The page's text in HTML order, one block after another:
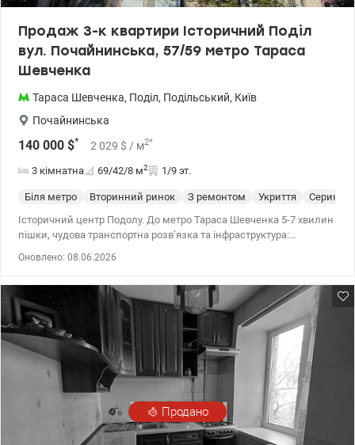
Продаж 3-к квартири Історичний Поділ
вул. Почайнинська, 57/59 метро Тараса
Шевченка
Тараса Шевченка, Поділ, Подільський, Київ
Почайнинська
140 000 $* 2 029 $ / м2*
3 кімнатна 69/42/8 м2 1/9 эт.
Біля метро Вторинний ринок З ремонтом Укриття
Cерия
Історичний центр Подолу. До метро Тараса Шевченка 5-7 хвилин
пішки, чудова транспортна розв’язка та інфраструктура:
будинка.Загальна площа 69кв.м, стан жилий, є лічильники на
воду, газ. Квартира тепла, суха, є цокольний підвальний поверх.
Поряд з будинком є парковка. Квартира двостороння, два на
вікна виходять вул.Туровську, одне на вул. Почайнинську. Гарно
підходить під бізнес, можливо зробити окремий вхід з будь якоі
сторони будинку. 044 200 10 80 Valion.ua/1114502
Оновлено: 08.06.2026
Продано